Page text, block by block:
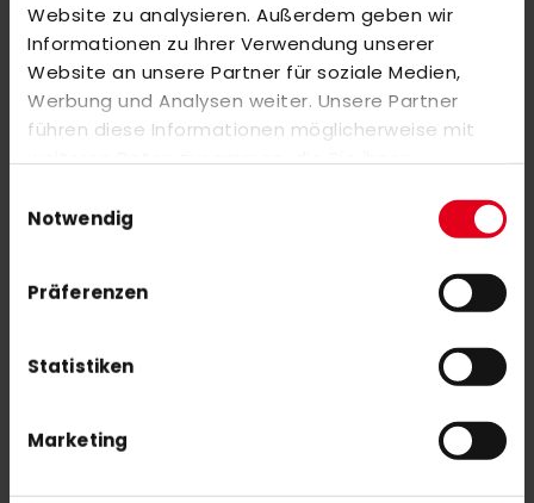
Website zu analysieren. Außerdem geben wir
Informationen zu Ihrer Verwendung unserer
Website an unsere Partner für soziale Medien,
Werbung und Analysen weiter. Unsere Partner
führen diese Informationen möglicherweise mit
weiteren Daten zusammen, die Sie ihnen
Nutzung der Dienste gesammelt haben.
Notwendig
Präferenzen
Statistiken
Marketing
Markieren Sie die Artikel, um Sie dem Warenkorb hinzuzufügen
oderAlle auswählen
30,00 €
NEWSLETTER ANMELDUNG
Mit unserem Newsletter seid ihr immer auf den neuesten Stand